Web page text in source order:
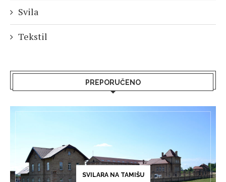
Svila
Tekstil
PREPORUČENO
SVILARA NA TAMIŠU